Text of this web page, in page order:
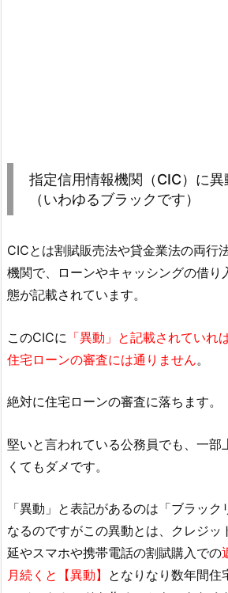
指定信用情報機関（CIC）に
（いわゆるブラックです）
CICとは割賦販売法や貸金業法の両行
機関で、ローンやキャッシングの借り
態が記載されています。
このCICに 「異動」と記載されていれ
住宅ローンの審査には通りません。
絶対に住宅ローンの審査に落ちます。
堅いと言われている公務員でも、一部
くてもダメです。
「異動」と表記があるのは「ブラッ
なるのですがこの異動とは、クレジッ
延やスマホや携帯電話の割賦購入での
月続くと【異動】 となりなり数年間住